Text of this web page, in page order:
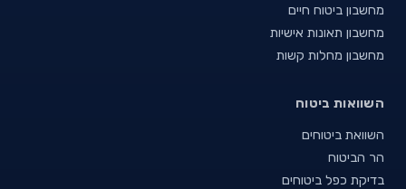
מחשבון ביטוח חיים
מחשבון תאונות אישיות
מחשבון מחלות קשות
השוואות ביטוח
השוואת ביטוחים
הר הביטוח
בדיקת כפל ביטוחים